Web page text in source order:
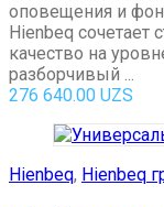
оповещения и
Hienbeq сочетает
качество на
разборчивый ...
276 640.00 UZS
Hienbeq, Hienbeq